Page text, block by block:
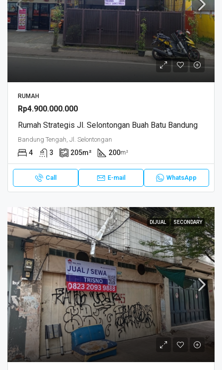
RUMAH
Rp4.900.000.000
Rumah Strategis Jl. Selontongan Buah Batu Bandung
Bandung Tengah, Jl. Selontongan
4 3 205m² 200m²
Call E-mail WhatsApp
DIJUAL SECONDARY